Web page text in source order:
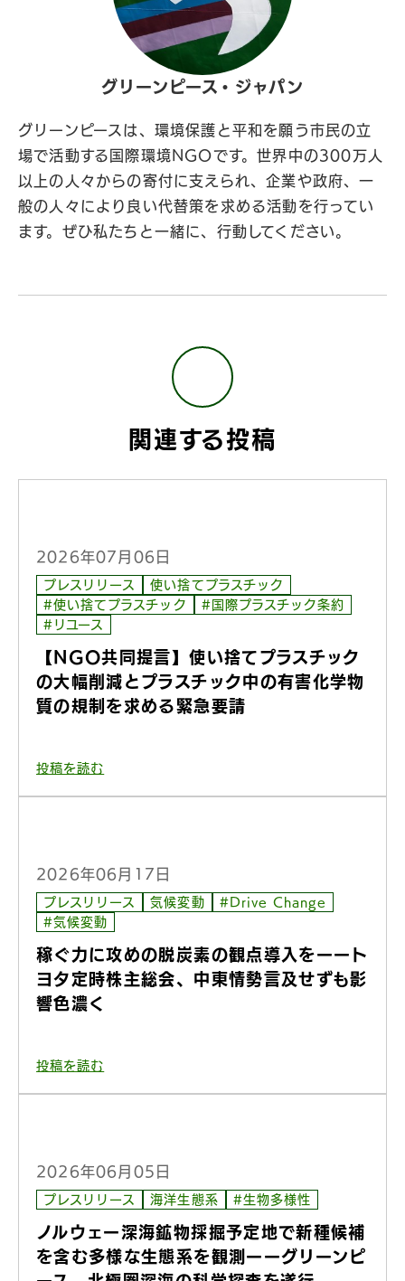
グリーンピース・ジャパン
グリーンピースは、環境保護と平和を願う市民の立
場で活動する国際環境NGOです。世界中の300万人
以上の人々からの寄付に支えられ、企業や政府、一
般の人々により良い代替策を求める活動を行ってい
ます。ぜひ私たちと一緒に、行動してください。
関連する投稿
2026年07月06日
プレスリリース
使い捨てプラスチック
#使い捨てプラスチック
#国際プラスチック条約
#リユース
【NGO共同提言】使い捨てプラスチック
の大幅削減とプラスチック中の有害化学物
質の規制を求める緊急要請
投稿を読む
2026年06月17日
プレスリリース 気候変動
#Drive Change
#気候変動
稼ぐ力に攻めの脱炭素の観点導入をーート
ヨタ定時株主総会、中東情勢言及せずも影
響色濃く
投稿を読む
2026年06月05日
プレスリリース 海洋生態系 #生物多様性
ノルウェー深海鉱物採掘予定地で新種候補
を含む多様な生態系を観測ーーグリーンピ